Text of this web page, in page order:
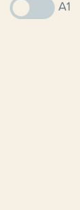
A1